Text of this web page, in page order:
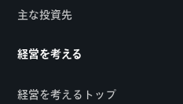
主な投資先
経営を考える
経営を考えるトップ